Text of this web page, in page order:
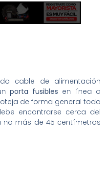
cable de alimentación
porta fusibles en línea o
de forma general toda
encontrarse cerca del
más de 45 centímetros